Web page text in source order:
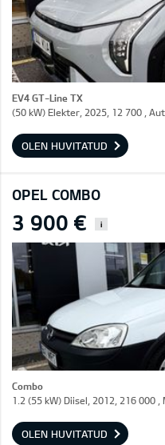
EV4 GT-Line TX
(50 kW) Elekter, 2025, 12 700 ,
OLEN HUVITATUD
OPEL COMBO
3 900 € i
Combo
1.2 (55 kW) Diisel, 2012, 216 000 ,
OLEN HUVITATUD